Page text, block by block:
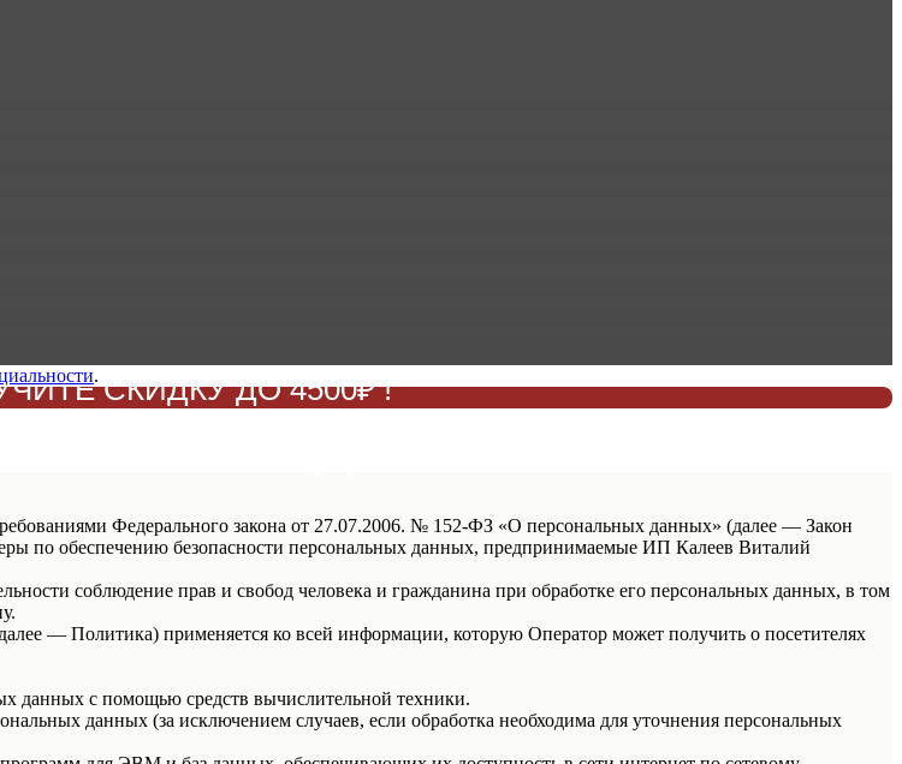
СКИДКУ ДО 4500₽ !
СКИДКУ!
.
Федерального закона от 27.07.2006. № 152-ФЗ «О персональных данных» (далее — Закон
по обеспечению безопасности персональных данных, предпринимаемые ИП Калеев Виталий
соблюдение прав и свобод человека и гражданина при обработке его персональных данных, в том
— Политика) применяется ко всей информации, которую Оператор может получить о посетителях
данных с помощью средств вычислительной техники.
данных (за исключением случаев, если обработка необходима для уточнения персональных